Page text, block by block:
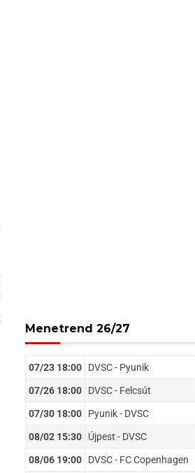
Menetrend 26/27
07/23 18:00 DVSC - Pyunik
07/26 18:00 DVSC - Felcsút
07/30 18:00 Pyunik - DVSC
08/02 15:30 Újpest - DVSC
08/06 19:00 DVSC - FC Copenhagen